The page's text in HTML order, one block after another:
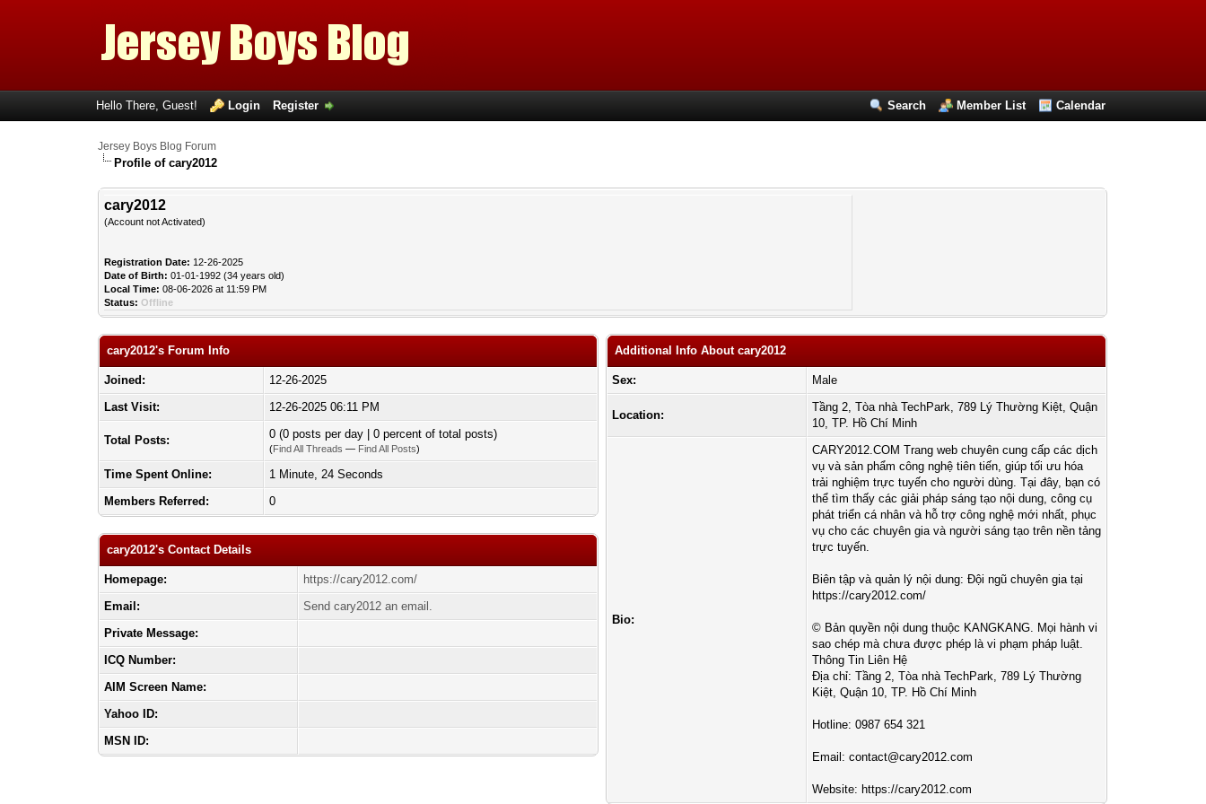
Search Member List Calendar
Hello There, Guest! Login Register
Jersey Boys Blog Forum
Profile of cary2012
cary2012
(Account not Activated)
Registration Date: 12-26-2025
Date of Birth: 01-01-1992 (34 years old)
Local Time: 08-06-2026 at 11:59 PM
Status: Offline
cary2012's Forum Info
Joined:
12-26-2025
Last Visit:
12-26-2025 06:11 PM
Total Posts: 0 (0 posts per day | 0 percent of total posts)
(Find All Threads — Find All Posts)
Time Spent Online:
1 Minute, 24 Seconds
Members Referred:
0
cary2012's Contact Details
Homepage:
https://cary2012.com/
Email:
Send cary2012 an email.
Private Message:
ICQ Number:
AIM Screen Name:
Yahoo ID:
MSN ID:
Additional Info About cary2012
Sex: Male
Location:
Tầng 2, Tòa nhà TechPark, 789 Lý Thường Kiệt, Quận
10, TP. Hồ Chí Minh
Bio:
CARY2012.COM Trang web chuyên cung cấp các dịch
vụ và sản phẩm công nghệ tiên tiến, giúp tối ưu hóa
trải nghiệm trực tuyến cho người dùng. Tại đây, bạn có
thể tìm thấy các giải pháp sáng tạo nội dung, công cụ
phát triển cá nhân và hỗ trợ công nghệ mới nhất, phục
vụ cho các chuyên gia và người sáng tạo trên nền tảng
trực tuyến.
Biên tập và quản lý nội dung: Đội ngũ chuyên gia tại
https://cary2012.com/
© Bản quyền nội dung thuộc KANGKANG. Mọi hành vi
sao chép mà chưa được phép là vi phạm pháp luật.
Thông Tin Liên Hệ
Địa chỉ: Tầng 2, Tòa nhà TechPark, 789 Lý Thường
Kiệt, Quận 10, TP. Hồ Chí Minh
Hotline: 0987 654 321
Email:contact@cary2012.com
Website: https://cary2012.com